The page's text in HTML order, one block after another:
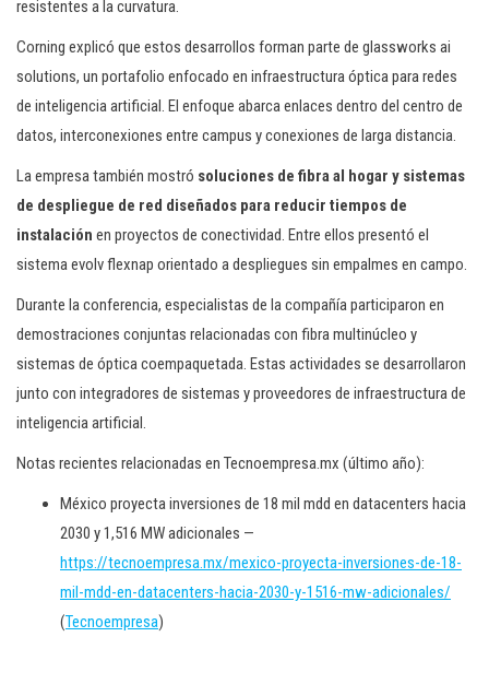
resistentes a la curvatura.
Corning explicó que estos desarrollos forman parte de glassworks ai
solutions, un portafolio enfocado en infraestructura óptica para redes
de inteligencia artificial. El enfoque abarca enlaces dentro del centro de
datos, interconexiones entre campus y conexiones de larga distancia.
La empresa también mostró soluciones de fibra al hogar y sistemas
de despliegue de red diseñados para reducir tiempos de
instalación en proyectos de conectividad. Entre ellos presentó el
sistema evolv flexnap orientado a despliegues sin empalmes en campo.
Durante la conferencia, especialistas de la compañía participaron en
demostraciones conjuntas relacionadas con fibra multinúcleo y
sistemas de óptica coempaquetada. Estas actividades se desarrollaron
junto con integradores de sistemas y proveedores de infraestructura de
inteligencia artificial.
Notas recientes relacionadas en Tecnoempresa.mx (último año):
México proyecta inversiones de 18 mil mdd en datacenters hacia
2030 y 1,516 MW adicionales —
https://tecnoempresa.mx/mexico-proyecta-inversiones-de-18-
mil-mdd-en-datacenters-hacia-2030-y-1516-mw-adicionales/
(Tecnoempresa)